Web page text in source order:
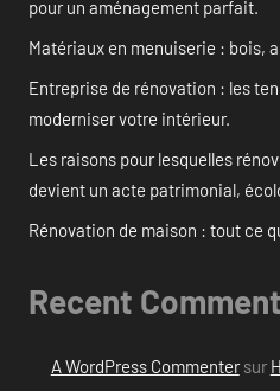
pour un aménagement parfait.
Matériaux en menuiserie : bois,
Entreprise de rénovation : les
moderniser votre intérieur.
Les raisons pour lesquelles
devient un acte patrimonial,
Rénovation de maison : tout ce
Recent
A WordPress Commentersur